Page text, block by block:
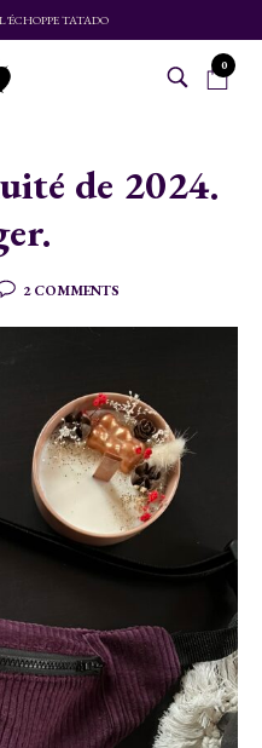
TATADO
0
de 2024.
2 COMMENTS